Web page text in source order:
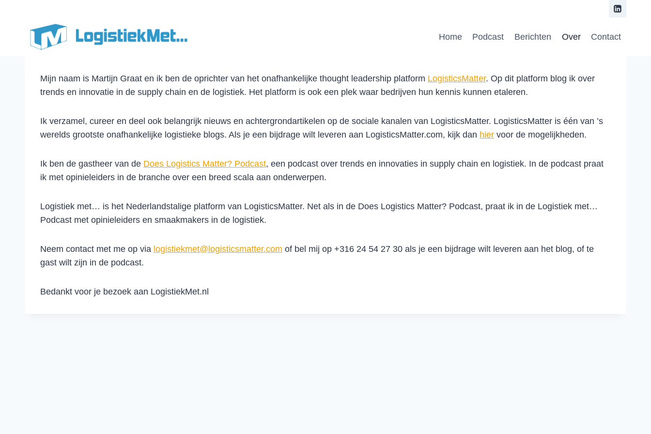
Home Podcast Berichten Over Contact
Mijn naam is Martijn Graat en ik ben de oprichter van het onafhankelijke thought leadership platform LogisticsMatter. Op dit platform blog ik over
trends en innovatie in de supply chain en de logistiek. Het platform is ook een plek waar bedrijven hun kennis kunnen etaleren.
Ik verzamel, cureer en deel ook belangrijk nieuws en achtergrondartikelen op de sociale kanalen van LogisticsMatter. LogisticsMatter is één van ’s
werelds grootste onafhankelijke logistieke blogs. Als je een bijdrage wilt leveren aan LogisticsMatter.com, kijk dan hier voor de mogelijkheden.
Ik ben de gastheer van de Does Logistics Matter? Podcast, een podcast over trends en innovaties in supply chain en logistiek. In de podcast praat
ik met opinieleiders in de branche over een breed scala aan onderwerpen.
Logistiek met… is het Nederlandstalige platform van LogisticsMatter. Net als in de Does Logistics Matter? Podcast, praat ik in de Logistiek met…
Podcast met opinieleiders en smaakmakers in de logistiek.
Neem contact met me op via logistiekmet@logisticsmatter.com of bel mij op +316 24 54 27 30 als je een bijdrage wilt leveren aan het blog, of te
gast wilt zijn in de podcast.
Bedankt voor je bezoek aan LogistiekMet.nl